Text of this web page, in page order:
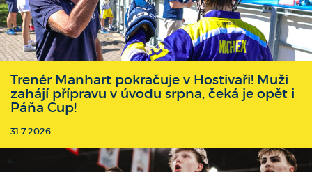
Trenér Manhart pokračuje v Hostivaři! Muži
zahájí přípravu v úvodu srpna, čeká je opět i
Páňa Cup!
31.7.2026